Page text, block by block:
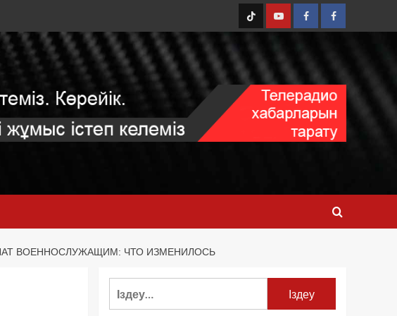
ТТ YouTubeFB1 FB2
ВОЕННОСЛУЖАЩИМ: ЧТО ИЗМЕНИЛОСЬ